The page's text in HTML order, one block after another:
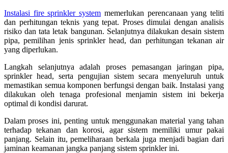
Instalasi fire sprinkler system memerlukan perencanaan yang teliti
dan perhitungan teknis yang tepat. Proses dimulai dengan analisis
risiko dan tata letak bangunan. Selanjutnya dilakukan desain sistem
pipa, pemilihan jenis sprinkler head, dan perhitungan tekanan air
yang diperlukan.
Langkah selanjutnya adalah proses pemasangan jaringan pipa,
sprinkler head, serta pengujian sistem secara menyeluruh untuk
memastikan semua komponen berfungsi dengan baik. Instalasi yang
dilakukan oleh tenaga profesional menjamin sistem ini bekerja
optimal di kondisi darurat.
Dalam proses ini, penting untuk menggunakan material yang tahan
terhadap tekanan dan korosi, agar sistem memiliki umur pakai
panjang. Selain itu, pemeliharaan berkala juga menjadi bagian dari
jaminan keamanan jangka panjang sistem sprinkler ini.